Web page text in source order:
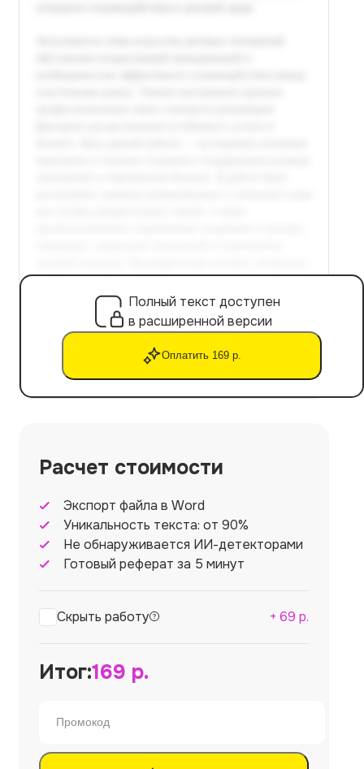
Полный текст доступен
в расширенной версии
Оплатить 169 р.
Расчет стоимости
Экспорт файла в Word
Уникальность текста: от 90%
Не обнаруживается ИИ-детекторами
Готовый реферат за 5 минут
Скрыть работу + 69 р.
Итог:169 р.